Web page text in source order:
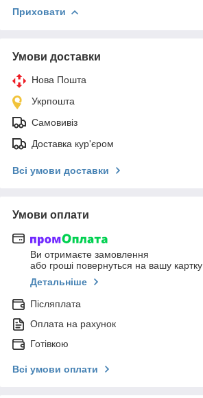
Приховати
Умови доставки
Нова Пошта
Укрпошта
Самовивіз
Доставка кур'єром
Всі умови доставки
Умови оплати
Ви отримаєте замовлення
або гроші повернуться на вашу картку
Детальніше
Післяплата
Оплата на рахунок
Готівкою
Всі умови оплати